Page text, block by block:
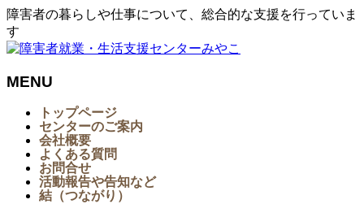
障害者の暮らしや仕事について、総合的な支援を行っていま
す
MENU
トップページ
センターのご案内
会社概要
よくある質問
お問合せ
活動報告や告知など
結（つながり）